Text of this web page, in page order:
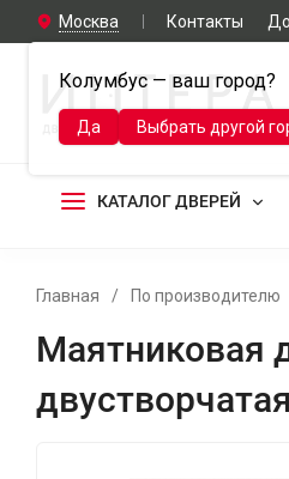
Москва
Колумбус — ваш город?
Да Выбрать другой
Контакты
КАТАЛОГ ДВЕРЕЙ
Главная / По производителю
Маятниковая